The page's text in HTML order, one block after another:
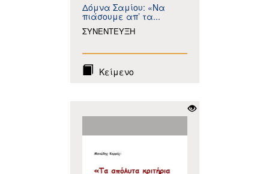
Δόμνα Σαμίου: «Να
πιάσουμε απ’ τα...
ΣΥΝΕΝΤΕΥΞΗ
Κείμενο